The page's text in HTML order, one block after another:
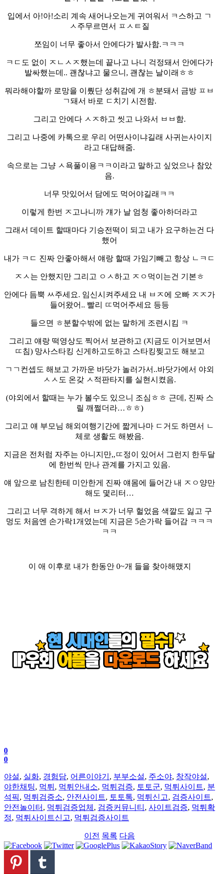
입에서 아!아!소리 계속 새어나오는게 귀여워서 ㅋ스하고 ㄱ
ㅅ주무르면서 ㅍㅅㅌ질
쪼임이 너무 좋아서 안에다가 발사함.ㅋㅋㅋ
ㅋㄷ도 없이 ㅈㄴㅅㅈ했는데 끝나고 나니 걱정돼서 안에다가
발싸했는데.. 괜찮냐고 물으니, 괜찮는 날이래ㅎㅎ
뭐라해야할까 로망을 이뤘단 성취감에 개 ㅎ분돼서 금방 ㅍㅂ
ㄱ돼서 바로 ㄷ치기 시전함.
그리고 안에다 ㅅㅈ하고 씻고 나와서 ㅂㅂ함.
그리고 나중에 카톡으로 우리 어떤사이냐길래 사귀는사이지
라고 대답해줌.
속으로는 그냥 ㅅ욕풀이용ㅋㅋ이라고 말하고 싶었으나 참았
음.
너무 맛있어서 담에도 먹어야길래ㅋㅋ
이렇게 한번 ㅈ고나니까 걔가 날 엄청 좋아하더라고
그래서 데이트 할때마다 기승전떡이 되고 내가 요구하는건 다
했어
내가 ㅋㄷ 진짜 안좋아해서 얘랑 할때 가임기빼고 항상 ㄴㅋㄷ
ㅈㅅ는 안했지만 그리고 ㅇㅅ하고 ㅈㅇ먹이는건 기본ㅎ
안에다 듬뿍 ㅆ주세요. 임신시켜주세요 내 ㅂㅈ에 오빠 ㅈㅈ가
들어왔어.. 빨리 ㄸ먹어주세요 등등
들으면 ㅎ분할수밖에 없는 말하게 조련시킴 ㅋ
그리고 얘랑 떡영상도 찍어서 보관하고 (지금도 이거보면서
ㄸ침) 망사스타킹 신게하고도하고 스타킹찢고도 해보고
ㄱㄱ컨셉도 해보고 가까운 바닷가 놀러가서..바닷가에서 야외
ㅅㅅ도 온갖 ㅅ적판타지를 실현시켰음.
(야외에서 할때는 누가 볼수도 있으니 조심ㅎㅎ 근데, 진짜 스
릴 깨쩔더라…ㅎㅎ)
그리고 얘 부모님 해외여행기간에 짧게나마 ㄷ거도 하면서 ㄴ
체로 생활도 해봤음.
지금은 전처럼 자주는 아니지만,,ㄸ정이 있어서 그런지 한두달
에 한번씩 만나 관계를 가지고 있음.
얘 앞으로 남친한테 미안한게 진짜 얘몸에 들어간 내 ㅈㅇ양만
해도 몇리터…
그리고 너무 격하게 해서 ㅂㅈ가 너무 헐었음 색깔도 잃고 구
멍도 처음엔 손가락1개였는데 지금은 5손가락 들어감 ㅋㅋㅋ
ㅋㅋ
이 애 이후로 내가 한동안 0~개 들을 찾아해맸지
0
0
야설, 실화, 경험담, 어른이야기 , 부부소설, 주소야, 창작야설,
야한채팅, 먹튀 , 먹튀안내소, 먹튀검증, 토토군, 먹튀사이트, 분
석픽, 먹튀검증소, 안전사이트, 토토톡, 먹튀신고, 검증사이트,
안전놀이터 , 먹튀검증업체 , 검증커뮤니티 , 사이트검증, 먹튀확
정, 먹튀사이트신고, 먹튀검증사이트
이전 목록 다음